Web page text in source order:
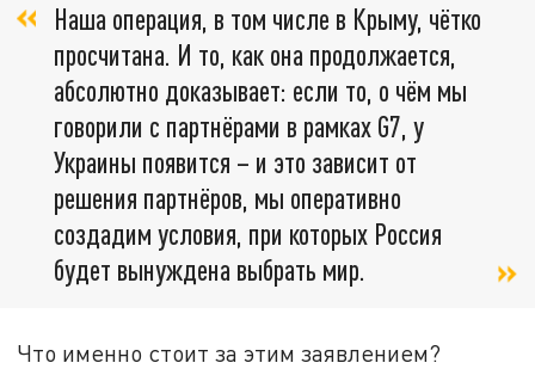
Наша операция, в том числе в Крыму, чётко
просчитана. И то, как она продолжается,
абсолютно доказывает: если то, о чём мы
говорили с партнёрами в рамках G7, у
Украины появится – и это зависит от
решения партнёров, мы оперативно
создадим условия, при которых Россия
будет вынуждена выбрать мир.
Что именно стоит за этим заявлением?